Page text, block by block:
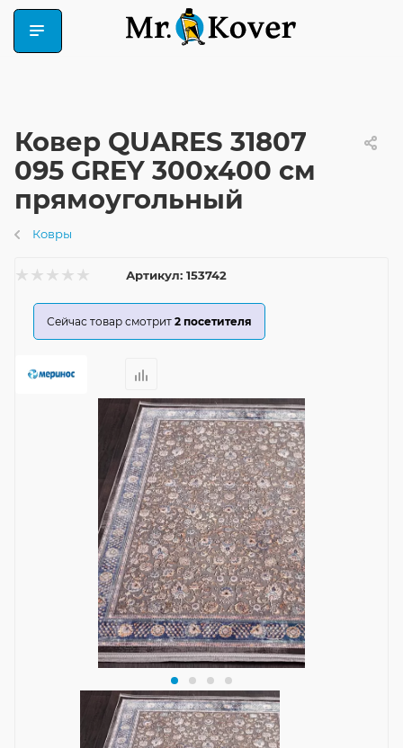
Ковер QUARES 31807
095 GREY 300x400 см
прямоугольный
Ковры
Артикул: 153742
Сейчас товар смотрит 2 посетителя